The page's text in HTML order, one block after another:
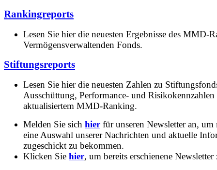
Rankingreports
Lesen Sie hier die neuesten Ergebnisse des MMD-
Vermögensverwaltenden Fonds.
Stiftungsreports
Lesen Sie hier die neuesten Zahlen zu
Ausschüttung, Performance- und
aktualisiertem MMD-Ranking.
Melden Sie sich hier für unseren Newsletter an, um
eine Auswahl unserer Nachrichten und aktuelle
zugeschickt zu bekommen.
Klicken Sie hier, um bereits erschienene Newsletter